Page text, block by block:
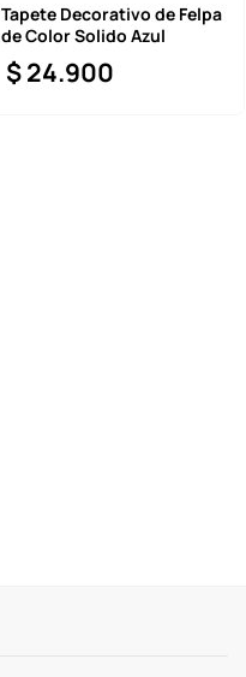
Tapete Decorativo de Felpa
de Color Solido Azul
$24.900